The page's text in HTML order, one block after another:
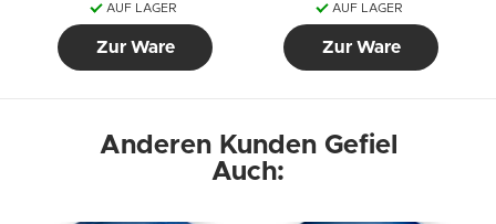
AUF LAGER
Zur Ware
AUF LAGER
Zur Ware
Anderen Kunden Gefiel
Auch: